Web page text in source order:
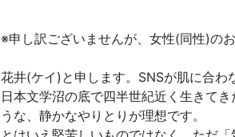
※申し訳ございませんが、女性(同性)の
花井(ケイ)と申します。SNSが肌に合
日本文学沼の底で四半世紀近く生きて
うな、静かなやりとりが理想です。